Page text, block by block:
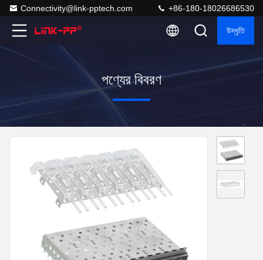
Connectivity@link-pptech.com +86-180-18026686530
উদ্ধৃতি
পণ্যের বিবরণ